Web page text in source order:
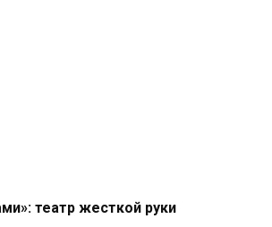
театр жесткой руки